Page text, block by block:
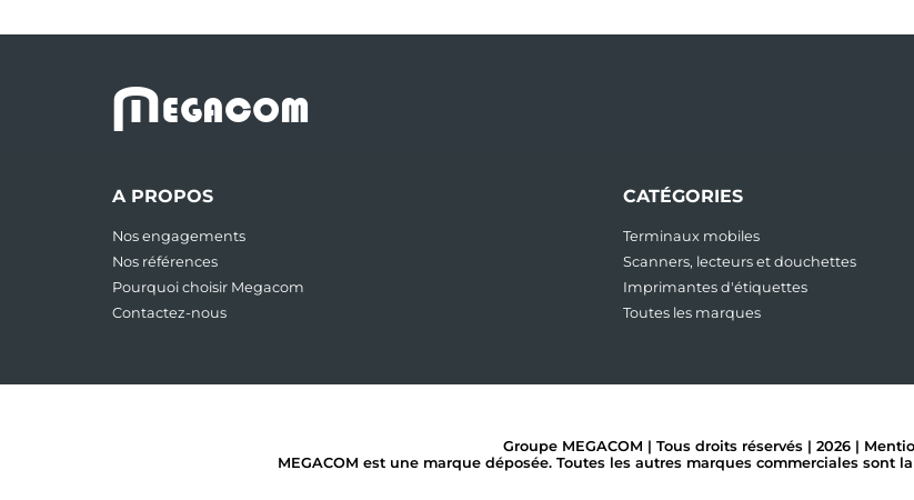
MEGACOM
A PROPOS
Nos engagements
Nos références
Pourquoi choisir Megacom
Contactez-nous
CATÉGORIES
Terminaux mobiles
Scanners, lecteurs et douchettes
Imprimantes d'étiquettes
Toutes les marques
Groupe MEGACOM | Tous droits réservés | 2026 |
MEGACOM est une marque déposée. Toutes les autres marques commerciales sont